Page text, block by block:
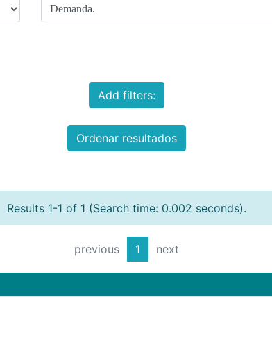
Add filters:
Ordenar resultados
Results 1-1 of 1 (Search time: 0.002 seconds).
previous 1 next